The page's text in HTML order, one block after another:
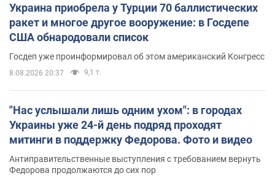
Украина приобрела у Турции 70 баллистических
ракет и многое другое вооружение: в Госдепе
США обнародовали список
Госдеп уже проинформировал об этом американский Конгресс
8.08.2026 20:37 9,1 т.
"Нас услышали лишь одним ухом": в городах
Украины уже 24-й день подряд проходят
митинги в поддержку Федорова. Фото и видео
Антиправительственные выступления с требованием вернуть
Федорова продолжаются до сих пор